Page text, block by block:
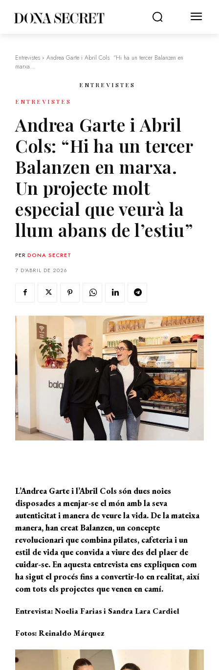
Entrevistes
Andrea Garte i Abril Cols: “Hi ha un tercer Balanzen en
marxa....
ENTREVISTES
ENTREVISTES
Andrea Garte i Abril
Cols: “Hi ha un tercer
Balanzen en marxa.
Un projecte molt
especial que veurà la
llum abans de l’estiu”
PER DONA SECRET
7 D'ABRIL DE 2026
L’Andrea Garte i l’Abril Cols són dues noies
disposades a menjar-se el món amb la seva
autenticitat i manera de veure la vida. De la mateixa
manera, han creat Balanzen, un concepte
revolucionari que combina pilates, cafeteria i un
estil de vida que convida a viure des del plaer de
cuidar-se. En aquesta entrevista ens expliquen com
ha sigut el procés fins a convertir-lo en realitat, així
com tots els projectes que venen en camí.
Entrevista: Noelia Farias i Sandra Lara Cardiel
Fotos: Reinaldo Márquez